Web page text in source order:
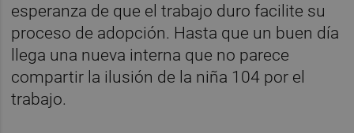
esperanza de que el trabajo duro facilite su
proceso de adopción. Hasta que un buen día
llega una nueva interna que no parece
compartir la ilusión de la niña 104 por el
trabajo.